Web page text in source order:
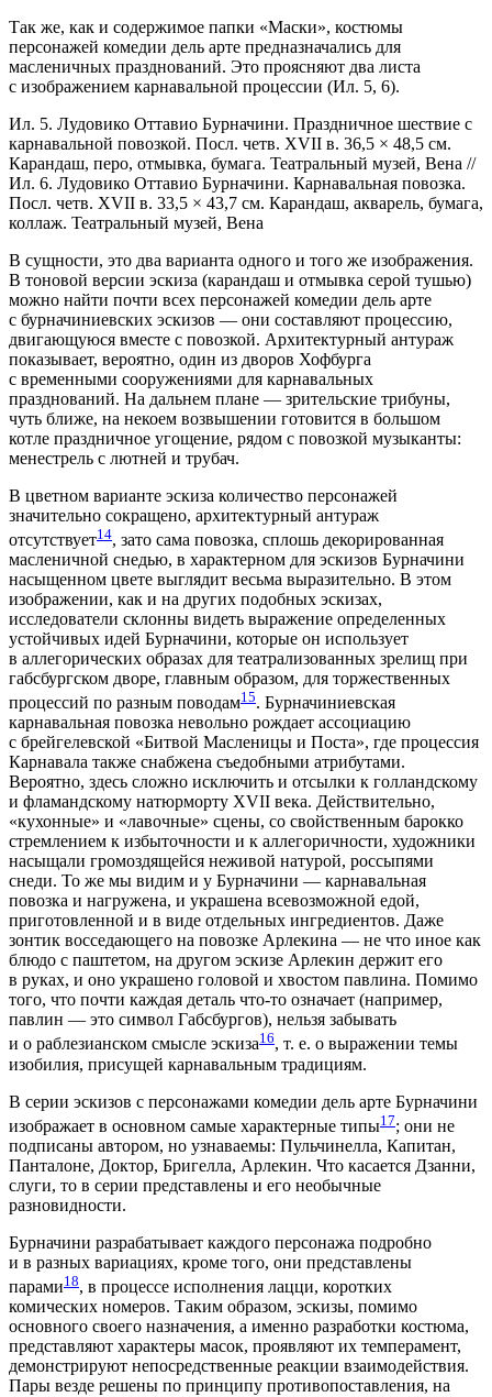
Так же, как и содержимое папки «Маски», костюмы
персонажей комедии дель арте предназначались для
масленичных празднований. Это проясняют два листа
с изображением карнавальной процессии (Ил. 5, 6).
Ил. 5. Лудовико Оттавио Бурначини. Праздничное шествие с
карнавальной повозкой. Посл. четв. XVII в. 36,5 × 48,5 см.
Карандаш, перо, отмывка, бумага. Театральный музей, Вена //
Ил. 6. Лудовико Оттавио Бурначини. Карнавальная повозка.
Посл. четв. XVII в. 33,5 × 43,7 см. Карандаш, акварель, бумага,
коллаж. Театральный музей, Вена
В сущности, это два варианта одного и того же изображения.
В тоновой версии эскиза (карандаш и отмывка серой тушью)
можно найти почти всех персонажей комедии дель арте
с бурначиниевских эскизов — они составляют процессию,
двигающуюся вместе с повозкой. Архитектурный антураж
показывает, вероятно, один из дворов Хофбурга
с временными сооружениями для карнавальных
празднований. На дальнем плане — зрительские трибуны,
чуть ближе, на некоем возвышении готовится в большом
котле праздничное угощение, рядом с повозкой музыканты:
менестрель с лютней и трубач.
В цветном варианте эскиза количество персонажей
значительно сокращено, архитектурный антураж
отсутствует14, зато сама повозка, сплошь декорированная
масленичной снедью, в характерном для эскизов Бурначини
насыщенном цвете выглядит весьма выразительно. В этом
изображении, как и на других подобных эскизах,
исследователи склонны видеть выражение определенных
устойчивых идей Бурначини, которые он использует
в аллегорических образах для театрализованных зрелищ при
габсбургском дворе, главным образом, для торжественных
процессий по разным поводам15. Бурначиниевская
карнавальная повозка невольно рождает ассоциацию
с брейгелевской «Битвой Масленицы и Поста», где процессия
Карнавала также снабжена съедобными атрибутами.
Вероятно, здесь сложно исключить и отсылки к голландскому
и фламандскому натюрморту XVII века. Действительно,
«кухонные» и «лавочные» сцены, со свой­ственным барокко
стремлением к избыточности и к аллегоричности, художники
насыщали громоздящейся неживой натурой, россыпями
снеди. То же мы видим и у Бурначини — карнавальная
повозка и нагружена, и украшена всевозможной едой,
приготовленной и в виде отдельных ингредиентов. Даже
зонтик восседающего на повозке Арлекина — не что иное как
блюдо с паштетом, на другом эскизе Арлекин держит его
в руках, и оно украшено головой и хвостом павлина. Помимо
того, что почти каждая деталь ­что-то означает (например,
павлин — это символ Габсбургов), нельзя забывать
и о раблезианском смысле эскиза16, т. е. о выражении темы
изобилия, присущей карнавальным традициям.
В серии эскизов с персонажами комедии дель арте Бурначини
изображает в основном самые характерные типы17; они не
подписаны автором, но узнаваемы: Пульчинелла, Капитан,
Панталоне, Доктор, Бригелла, Арлекин. Что касается Дзанни,
слуги, то в серии представлены и его необычные
разновидности.
Бурначини разрабатывает каждого персонажа подробно
и в разных вариациях, кроме того, они представлены
парами18, в процессе исполнения лацци, коротких
комических номеров. Таким образом, эскизы, помимо
основного своего назначения, а именно разработки костюма,
представляют характеры масок, проявляют их темперамент,
демонстрируют непосредственные реакции взаимодействия.
Пары везде решены по принципу противопоставления, на